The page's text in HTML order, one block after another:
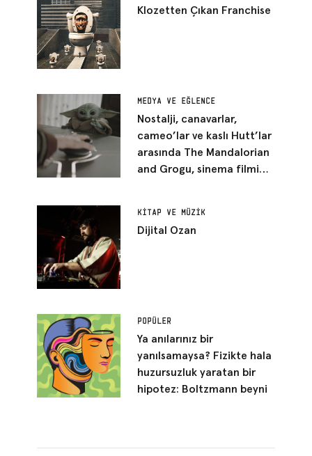
Klozetten Çıkan Franchise
MEDYA VE EĞLENCE
Nostalji, canavarlar,
cameo’lar ve kaslı Hutt’lar
arasında The Mandalorian
and Grogu, sinema filmi
KITAP VE MÜZIK
Dijital Ozan
POPÜLER
Ya anılarınız bir
yanılsamaysa? Fizikte hala
huzursuzluk yaratan bir
hipotez: Boltzmann beyni